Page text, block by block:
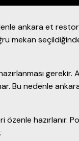
ankara et
mekan
gerekir.
Bu nedenle
hazırlanır.